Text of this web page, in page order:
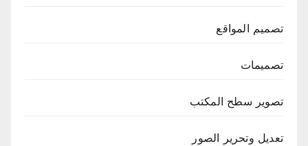
تصميم المواقع
تصميمات
تصوير سطح المكتب
تعديل وتحرير الصور